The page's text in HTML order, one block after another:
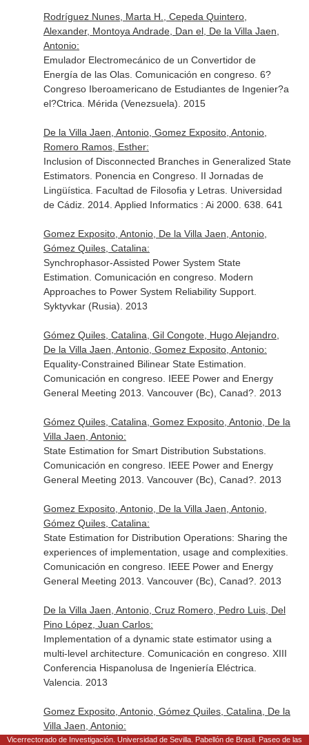
Rodríguez Nunes, Marta H., Cepeda Quintero,
Alexander, Montoya Andrade, Dan el, De la Villa Jaen,
Antonio:
Emulador Electromecánico de un Convertidor de
Energía de las Olas. Comunicación en congreso. 6?
Congreso Iberoamericano de Estudiantes de Ingenier?a
el?Ctrica. Mérida (Venezsuela). 2015
De la Villa Jaen, Antonio, Gomez Exposito, Antonio,
Romero Ramos, Esther:
Inclusion of Disconnected Branches in Generalized State
Estimators. Ponencia en Congreso. II Jornadas de
Lingüística. Facultad de Filosofia y Letras. Universidad
de Cádiz. 2014. Applied Informatics : Ai 2000. 638. 641
Gomez Exposito, Antonio, De la Villa Jaen, Antonio,
Gómez Quiles, Catalina:
Synchrophasor-Assisted Power System State
Estimation. Comunicación en congreso. Modern
Approaches to Power System Reliability Support.
Syktyvkar (Rusia). 2013
Gómez Quiles, Catalina, Gil Congote, Hugo Alejandro,
De la Villa Jaen, Antonio, Gomez Exposito, Antonio:
Equality-Constrained Bilinear State Estimation.
Comunicación en congreso. IEEE Power and Energy
General Meeting 2013. Vancouver (Bc), Canad?. 2013
Gómez Quiles, Catalina, Gomez Exposito, Antonio, De la
Villa Jaen, Antonio:
State Estimation for Smart Distribution Substations.
Comunicación en congreso. IEEE Power and Energy
General Meeting 2013. Vancouver (Bc), Canad?. 2013
Gomez Exposito, Antonio, De la Villa Jaen, Antonio,
Gómez Quiles, Catalina:
State Estimation for Distribution Operations: Sharing the
experiences of implementation, usage and complexities.
Comunicación en congreso. IEEE Power and Energy
General Meeting 2013. Vancouver (Bc), Canad?. 2013
De la Villa Jaen, Antonio, Cruz Romero, Pedro Luis, Del
Pino López, Juan Carlos:
Implementation of a dynamic state estimator using a
multi-level architecture. Comunicación en congreso. XIII
Conferencia Hispanolusa de Ingeniería Eléctrica.
Valencia. 2013
Gomez Exposito, Antonio, Gómez Quiles, Catalina, De la
Villa Jaen, Antonio:
Bilinear Power System State Estimation. Ponencia en
Vicerrectorado de Investigación. Universidad de Sevilla. Pabellón de Brasil. Paseo de las